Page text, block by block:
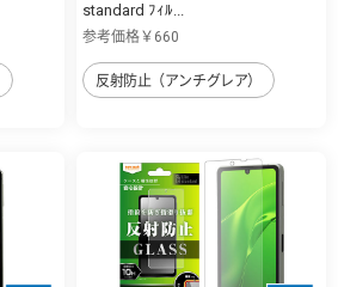
standard ﾌｨﾙ...
参考価格￥660
反射防止（アンチグレア）